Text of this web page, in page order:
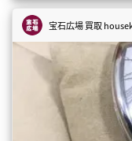
宝石広場 買取